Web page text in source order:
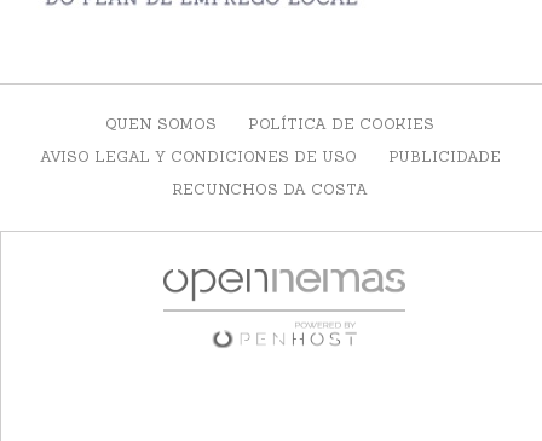
QUEN SOMOS
POLÍTICA DE COOKIES
AVISO LEGAL Y CONDICIONES DE USO
PUBLICIDADE
RECUNCHOS DA COSTA